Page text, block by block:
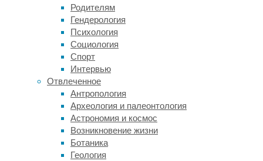
Родителям
Гендерология
Психология
Социология
Спорт
Интервью
Отвлеченное
Антропология
Археология и палеонтология
Астрономия и космос
Возникновение жизни
Ботаника
Геология
ста
лет
или
дольше»,
—
поясняет
ведущий
автор
исследования
Томас
фон
Зглиникки